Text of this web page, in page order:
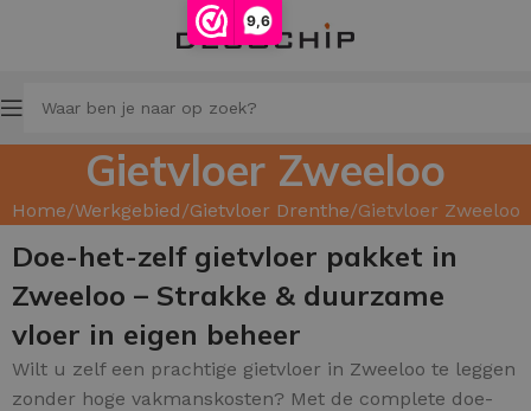
9,6
Gietvloer Zweeloo
Home Werkgebied Gietvloer Drenthe Gietvloer Zweeloo
Doe-het-zelf gietvloer pakket in
Zweeloo – Strakke & duurzame
vloer in eigen beheer
Wilt u zelf een prachtige gietvloer in Zweeloo te leggen
zonder hoge vakmanskosten? Met de complete doe-